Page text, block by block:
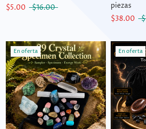
$5.00
$16.00
piezas
$38.00
En oferta En oferta